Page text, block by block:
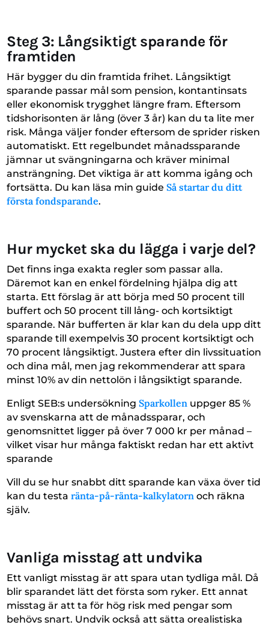
Steg 3: Långsiktigt sparande för
framtiden
Här bygger du din framtida frihet. Långsiktigt
sparande passar mål som pension, kontantinsats
eller ekonomisk trygghet längre fram. Eftersom
tidshorisonten är lång (över 3 år) kan du ta lite mer
risk. Många väljer fonder eftersom de sprider risken
automatiskt. Ett regelbundet månadssparande
jämnar ut svängningarna och kräver minimal
ansträngning. Det viktiga är att komma igång och
fortsätta. Du kan läsa min guideSå startar du ditt
första fondsparande.
Hur mycket ska du lägga i varje del?
Det finns inga exakta regler som passar alla.
Däremot kan en enkel fördelning hjälpa dig att
starta. Ett förslag är att börja med 50 procent till
buffert och 50 procent till lång- och kortsiktigt
sparande. När bufferten är klar kan du dela upp ditt
sparande till exempelvis 30 procent kortsiktigt och
70 procent långsiktigt. Justera efter din livssituation
och dina mål, men jag rekommenderar att spara
minst 10% av din nettolön i långsiktigt sparande.
Enligt SEB:s undersökningSparkollen uppger 85 %
av svenskarna att de månadssparar, och
genomsnittet ligger på över 7 000 kr per månad –
vilket visar hur många faktiskt redan har ett aktivt
sparande
Vill du se hur snabbt ditt sparande kan växa över tid
kan du testaränta-på-ränta-kalkylatorn och räkna
själv.
Vanliga misstag att undvika
Ett vanligt misstag är att spara utan tydliga mål. Då
blir sparandet lätt det första som ryker. Ett annat
misstag är att ta för hög risk med pengar som
behövs snart. Undvik också att sätta orealistiska